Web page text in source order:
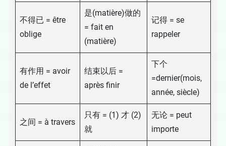
不得已 = être
oblige
是(matière)做的
= fait en
(matière)
记得 = se
rappeler
有作用 = avoir
de l’effet
结束以后 =
après finir
下个
=dernier(mois,
année, siècle)
之间 = à travers
只有 = (1) 才 (2)
就
无论 = peut
importe